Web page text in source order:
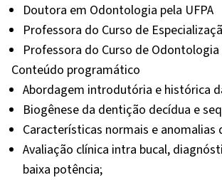
Doutora em Odontologia pela UFPA
Professora do Curso de
Professora do Curso de Odontologia
Conteúdo programático
Abordagem introdutória e histórica
Biogênese da dentição decídua e
Características normais e
Avaliação clínica intra bucal,
baixa potência;